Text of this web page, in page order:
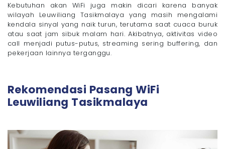
Saatnya Beralih ke Internet Rumah yang Lebih Stabil
Bersama Megavision
Kebutuhan akan WiFi juga makin dicari karena banyak
wilayah Leuwiliang Tasikmalaya yang masih mengalami
kendala sinyal yang naik turun, terutama saat cuaca buruk
atau saat jam sibuk malam hari. Akibatnya, aktivitas video
call menjadi putus-putus, streaming sering buffering, dan
pekerjaan lainnya terganggu.
Rekomendasi Pasang WiFi
Leuwiliang Tasikmalaya